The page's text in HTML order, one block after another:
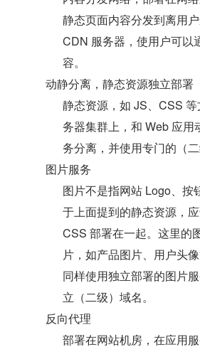
静态页面内容分发到离用
CDN 服务器，使用户可以
容。
动静分离，静态资源独立部署
静态资源，如 JS、CSS
务器集群上，和 Web 应用
务分离，并使用专门的（二
图片服务
图片不是指网站 Logo、按
于上面提到的静态资源，应
CSS 部署在一起。这里的
片，如产品图片、用户头
同样使用独立部署的图片
立（二级）域名。
反向代理
部署在网站机房，在应用